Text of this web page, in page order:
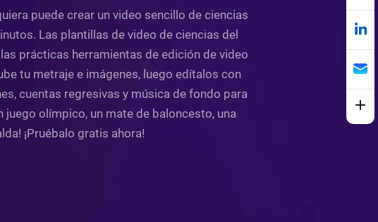
puede crear un video sencillo de ciencias
Las plantillas de video de ciencias del
prácticas herramientas de edición de video
tu metraje e imágenes, luego edítalos con
cuentas regresivas y música de fondo para
juego olímpico, un mate de baloncesto, una
¡Pruébalo gratis ahora!